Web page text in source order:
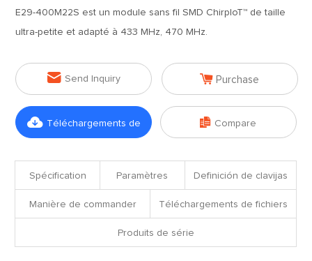
E29-400M22S est un module sans fil SMD ChirpIoT™ de taille
ultra-petite et adapté à 433 MHz, 470 MHz.
 Send Inquiry  Purchase
 Téléchargements de  Compare
Spécification Paramètres Definición de clavijas
Manière de commander Téléchargements de fichiers
Produits de série